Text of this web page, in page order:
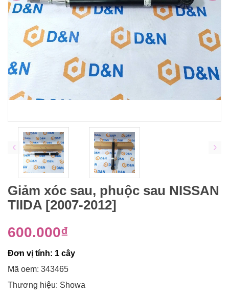
Giảm xóc sau, phuộc sau NISSAN
TIIDA [2007-2012]
600.000₫
Đơn vị tính: 1 cây
Mã oem: 343465
Thương hiệu: Showa